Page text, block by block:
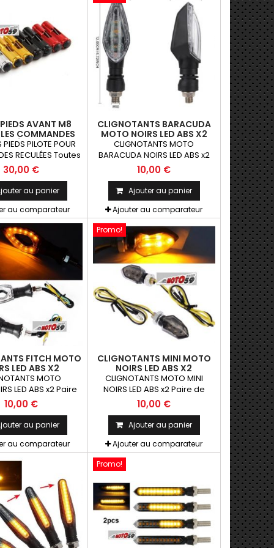
AVANT M8
COMMANDES
8MM
PIEDS PILOTE POUR
RECULÉES Toutes
piste ayant des
reculées 8mm La
Paire
30,00 €
au panier
au comparateur
CLIGNOTANTS BARACUDA
MOTO NOIRS LED ABS X2
CLIGNOTANTS MOTO
BARACUDA NOIRS LED ABS x2
Paire de clignotants universels
qui peuvent être adaptables
sur toutes motos ou scooters
10,00 €
Ajouter au panier
Ajouter au comparateur
FITCH MOTO
LED ABS X2
MOTO
LED ABS x2 Paire
universels qui
adaptables sur
ou scooters
10,00 €
au panier
au comparateur
Promo!
CLIGNOTANTS MINI MOTO
NOIRS LED ABS X2
CLIGNOTANTS MOTO MINI
NOIRS LED ABS x2 Paire de
clignotants universels qui
peuvent être adaptables sur
toutes motos ou scooters
10,00 €
Ajouter au panier
Ajouter au comparateur
Promo!